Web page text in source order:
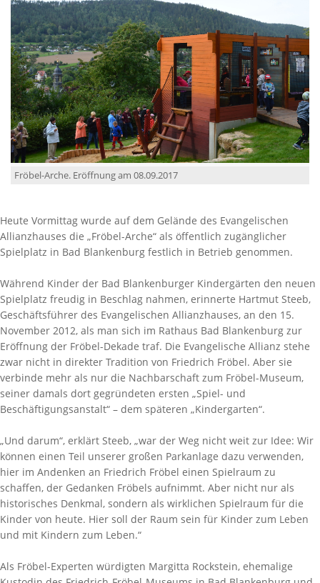
Fröbel-Arche. Eröffnung am 08.09.2017
Heute Vormittag wurde auf dem Gelände des Evangelischen
Allianzhauses die „Fröbel-Arche“ als öffentlich zugänglicher
Spielplatz in Bad Blankenburg festlich in Betrieb genommen.
Während Kinder der Bad Blankenburger Kindergärten den neuen
Spielplatz freudig in Beschlag nahmen, erinnerte Hartmut Steeb,
Geschäftsführer des Evangelischen Allianzhauses, an den 15.
November 2012, als man sich im Rathaus Bad Blankenburg zur
Eröffnung der Fröbel-Dekade traf. Die Evangelische Allianz stehe
zwar nicht in direkter Tradition von Friedrich Fröbel. Aber sie
verbinde mehr als nur die Nachbarschaft zum Fröbel-Museum,
seiner damals dort gegründeten ersten „Spiel- und
Beschäftigungsanstalt“ – dem späteren „Kindergarten“.
„Und darum“, erklärt Steeb, „war der Weg nicht weit zur Idee: Wir
können einen Teil unserer großen Parkanlage dazu verwenden,
hier im Andenken an Friedrich Fröbel einen Spielraum zu
schaffen, der Gedanken Fröbels aufnimmt. Aber nicht nur als
historisches Denkmal, sondern als wirklichen Spielraum für die
Kinder von heute. Hier soll der Raum sein für Kinder zum Leben
und mit Kindern zum Leben.“
Als Fröbel-Experten würdigten Margitta Rockstein, ehemalige